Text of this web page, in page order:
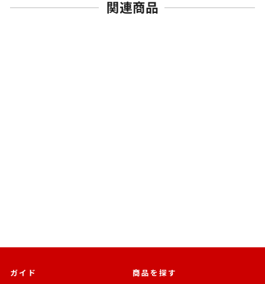
関連商品
ガイド
商品を探す